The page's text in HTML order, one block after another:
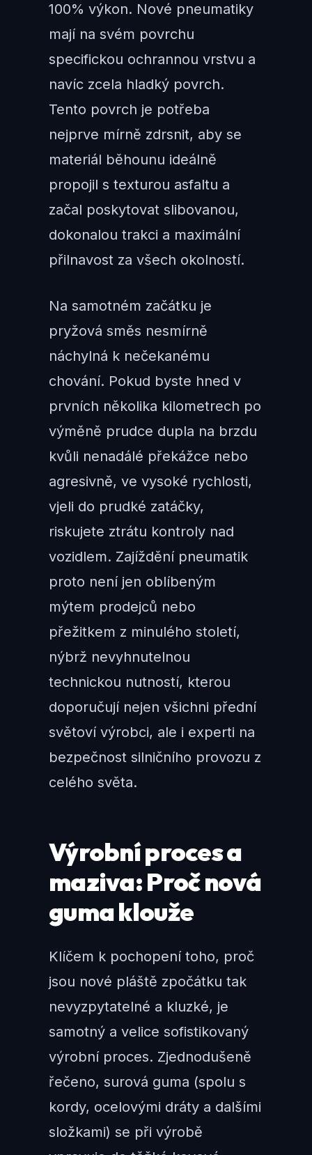
100% výkon. Nové pneumatiky
mají na svém povrchu
specifickou ochrannou vrstvu a
navíc zcela hladký povrch.
Tento povrch je potřeba
nejprve mírně zdrsnit, aby se
materiál běhounu ideálně
propojil s texturou asfaltu a
začal poskytovat slibovanou,
dokonalou trakci a maximální
přilnavost za všech okolností.
Na samotném začátku je
pryžová směs nesmírně
náchylná k nečekanému
chování. Pokud byste hned v
prvních několika kilometrech po
výměně prudce dupla na brzdu
kvůli nenadálé překážce nebo
agresivně, ve vysoké rychlosti,
vjeli do prudké zatáčky,
riskujete ztrátu kontroly nad
vozidlem. Zajíždění pneumatik
proto není jen oblíbeným
mýtem prodejců nebo
přežitkem z minulého století,
nýbrž nevyhnutelnou
technickou nutností, kterou
doporučují nejen všichni přední
světoví výrobci, ale i experti na
bezpečnost silničního provozu z
celého světa.
Výrobní proces a
maziva: Proč nová
guma klouže
Klíčem k pochopení toho, proč
jsou nové pláště zpočátku tak
nevyzpytatelné a kluzké, je
samotný a velice sofistikovaný
výrobní proces. Zjednodušeně
řečeno, surová guma (spolu s
kordy, ocelovými dráty a dalšími
složkami) se při výrobě